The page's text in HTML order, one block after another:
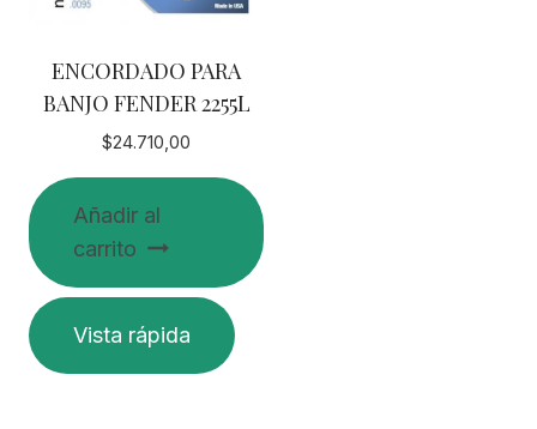
ENCORDADO PARA
BANJO FENDER 2255L
$24.710,00
Añadir al
carrito
Vista rápida